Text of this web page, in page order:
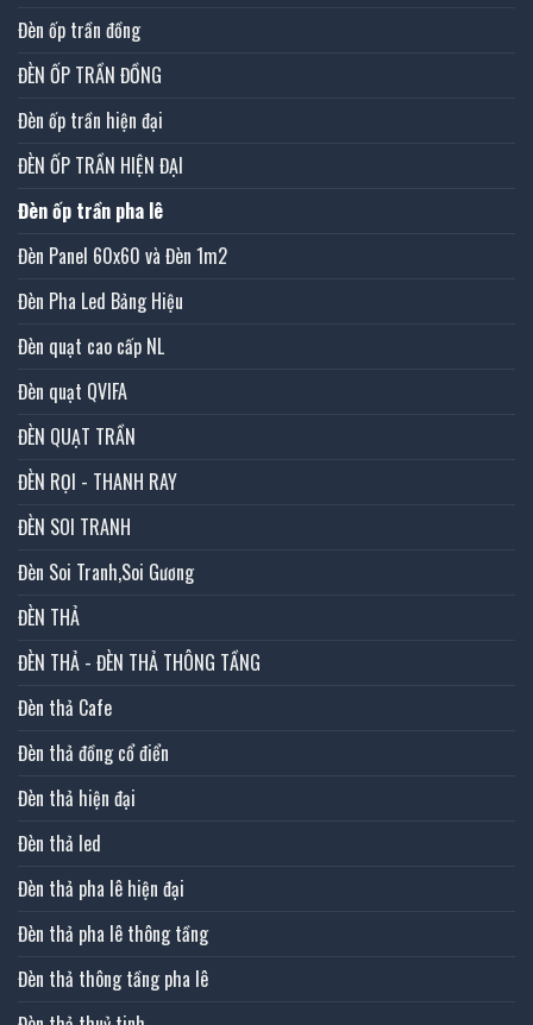
Đèn ốp trần đồng
ĐÈN ỐP TRẦN ĐỒNG
Đèn ốp trần hiện đại
ĐÈN ỐP TRẦN HIỆN ĐẠI
Đèn ốp trần pha lê
Đèn Panel 60x60 và Đèn 1m2
Đèn Pha Led Bảng Hiệu
Đèn quạt cao cấp NL
Đèn quạt QVIFA
ĐÈN QUẠT TRẦN
ĐÈN RỌI - THANH RAY
ĐÈN SOI TRANH
Đèn Soi Tranh,Soi Gương
ĐÈN THẢ
ĐÈN THẢ - ĐÈN THẢ THÔNG TẦNG
Đèn thả Cafe
Đèn thả đồng cổ điển
Đèn thả hiện đại
Đèn thả led
Đèn thả pha lê hiện đại
Đèn thả pha lê thông tầng
Đèn thả thông tầng pha lê